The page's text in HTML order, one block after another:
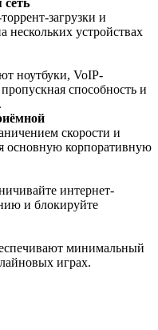
загрузки и
нескольких устройствах
ноутбуки, VoIP-
способность и
скорости и
основную корпоративную
интернет-
и блокируйте
минимальный
играх.